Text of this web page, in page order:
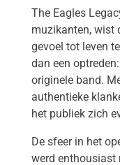
The Eagles
muzikanten, wist
gevoel tot leven
dan een
originele band.
authentieke
het publiek zich
De sfeer in het
werd enthousiast